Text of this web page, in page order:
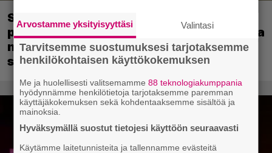
Sony kertoo kuulleensa PlayStation-
pelilevyjen valmistuksen lopettamisesta
nousseen kritiikin – aikoo silti pysyä
suunnitelmassaan
Arvostamme yksityisyyttäsi Valintasi
Tarvitsemme suostumuksesi tarjotaksemme
henkilökohtaisen käyttökokemuksen
Me ja huolellisesti valitsemamme88 teknologiakumppania
hyödynnämme henkilötietoja tarjotaksemme paremman
käyttäjäkokemuksen sekä kohdentaaksemme sisältöä ja
mainoksia.
Hyväksymällä suostut tietojesi käyttöön seuraavasti
Käytämme laitetunnisteita ja tallennamme evästeitä